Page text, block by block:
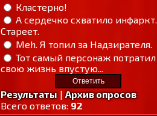
Кластерно!
А сердечко схватило инфаркт.
Стареет.
Meh. Я топил за Надзирателя.
Тот самый персонаж потратил
свою жизнь впустую...
Результаты|Архив опросов
Всего ответов: 92